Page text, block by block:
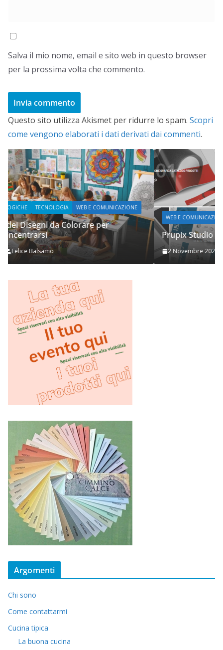
Salva il mio nome, email e sito web in questo browser
per la prossima volta che commento.
Questo sito utilizza Akismet per ridurre lo spam. Scopri
come vengono elaborati i dati derivati dai commenti.
WEB E COMUNICAZIONE
Prupix Studio Grafico
2 Novembre 2023 Felice Balsamo
Argomenti
Chi sono
Come contattarmi
Cucina tipica
La buona cucina